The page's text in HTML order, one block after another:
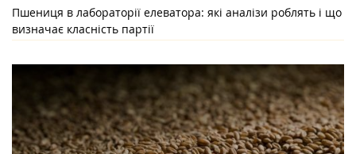
Пшениця в лабораторії елеватора: які аналізи роблять і що
визначає класність партії